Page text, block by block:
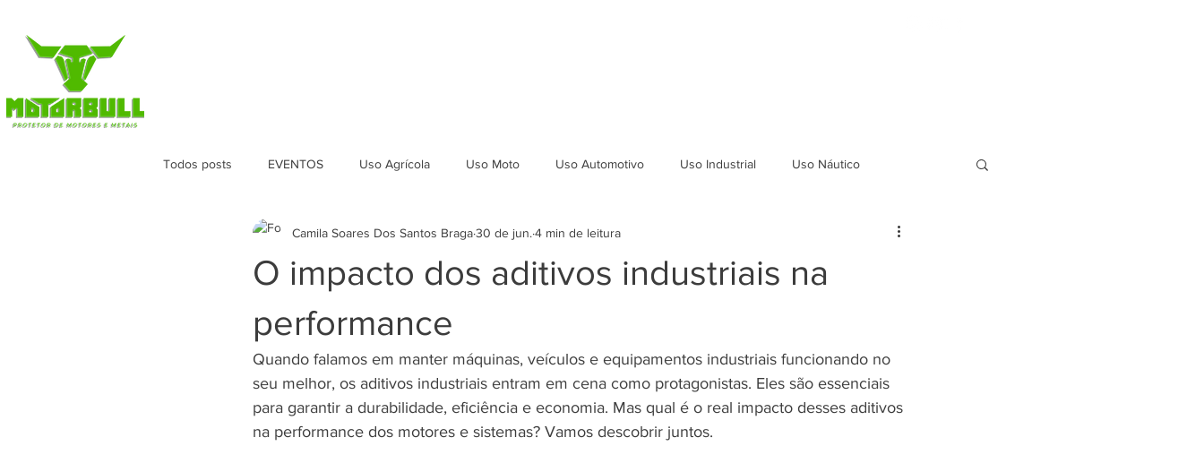
Todos posts EVENTOS Uso Agrícola Uso Moto Uso Automotivo Uso Industrial Uso Náutico
O impacto dos aditivos industriais na
performance
Camila Soares Dos Santos Braga30 de jun. 4 min de leitura
Quando falamos em manter máquinas, veículos e equipamentos industriais funcionando no
seu melhor, os aditivos industriais entram em cena como protagonistas. Eles são essenciais
para garantir a durabilidade, eficiência e economia. Mas qual é o real impacto desses aditivos
na performance dos motores e sistemas? Vamos descobrir juntos.